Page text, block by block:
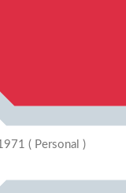
( Personal )